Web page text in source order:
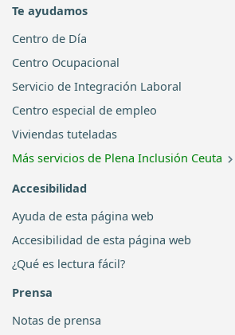
Te ayudamos
Centro de Día
Centro Ocupacional
Servicio de Integración Laboral
Centro especial de empleo
Viviendas tuteladas
Más servicios de Plena Inclusión Ceuta
Accesibilidad
Ayuda de esta página web
Accesibilidad de esta página web
¿Qué es lectura fácil?
Prensa
Notas de prensa